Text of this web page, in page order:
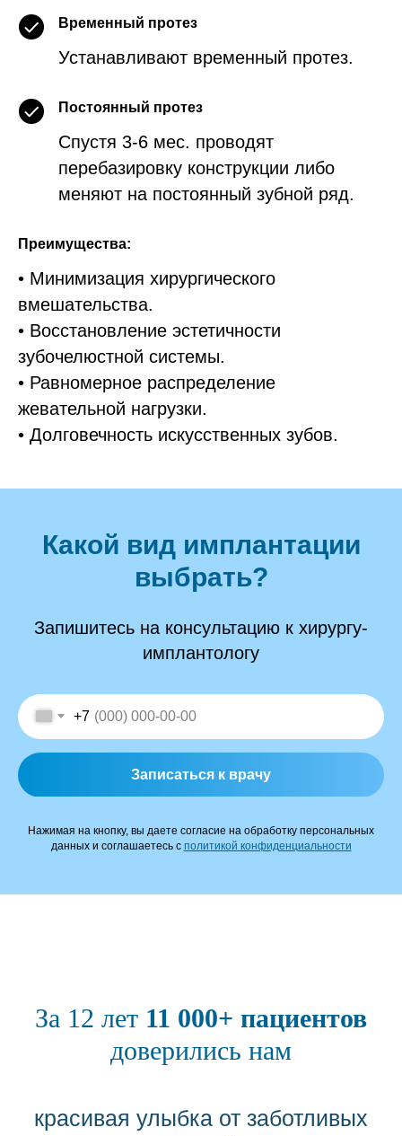
Временный протез
Устанавливают временный протез.
Постоянный протез
Спустя 3-6 мес. проводят
перебазировку конструкции либо
меняют на постоянный зубной ряд.
Преимущества:
• Минимизация хирургического
вмешательства.
• Восстановление эстетичности
зубочелюстной системы.
• Равномерное распределение
жевательной нагрузки.
• Долговечность искусственных зубов.
Какой вид имплантации
выбрать?
Запишитесь на консультацию к хирургу-
имплантологу
+7
Записаться к врачу
Нажимая на кнопку, вы даете согласие на обработку персональных
данных и соглашаетесь c политикой конфиденциальности
За 12 лет 11 000+ пациентов
доверились нам
красивая улыбка от заботливых